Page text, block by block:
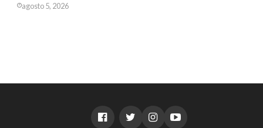
agosto 5, 2026